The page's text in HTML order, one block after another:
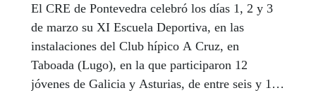
El CRE de Pontevedra celebró los días 1, 2 y 3
de marzo su XI Escuela Deportiva, en las
instalaciones del Club hípico A Cruz, en
Taboada (Lugo), en la que participaron 12
jóvenes de Galicia y Asturias, de entre seis y 16